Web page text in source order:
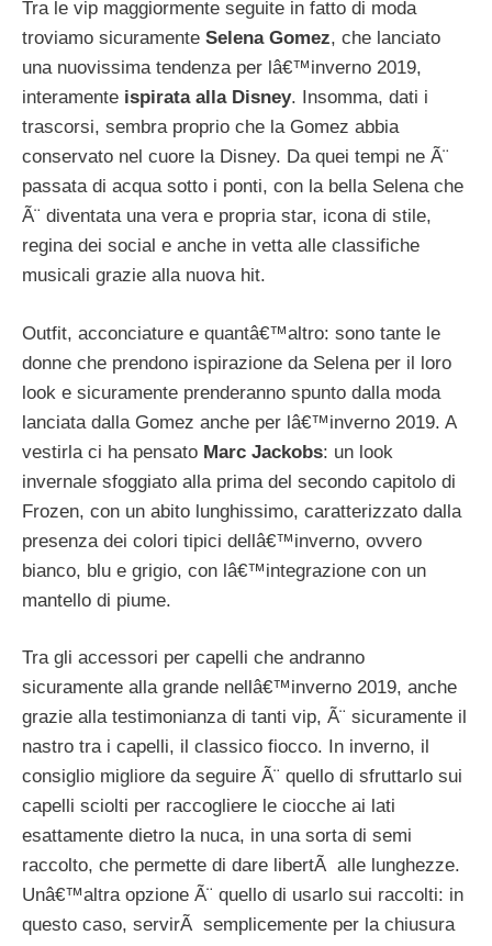
Tra le vip maggiormente seguite in fatto di moda
troviamo sicuramente Selena Gomez, che lanciato
una nuovissima tendenza per lâ€™inverno 2019,
interamente ispirata alla Disney. Insomma, dati i
trascorsi, sembra proprio che la Gomez abbia
conservato nel cuore la Disney. Da quei tempi ne Ã¨
passata di acqua sotto i ponti, con la bella Selena che
Ã¨ diventata una vera e propria star, icona di stile,
regina dei social e anche in vetta alle classifiche
musicali grazie alla nuova hit.
Outfit, acconciature e quantâ€™altro: sono tante le
donne che prendono ispirazione da Selena per il loro
look e sicuramente prenderanno spunto dalla moda
lanciata dalla Gomez anche per lâ€™inverno 2019. A
vestirla ci ha pensato Marc Jackobs: un look
invernale sfoggiato alla prima del secondo capitolo di
Frozen, con un abito lunghissimo, caratterizzato dalla
presenza dei colori tipici dellâ€™inverno, ovvero
bianco, blu e grigio, con lâ€™integrazione con un
mantello di piume.
Tra gli accessori per capelli che andranno
sicuramente alla grande nellâ€™inverno 2019, anche
grazie alla testimonianza di tanti vip, Ã¨ sicuramente il
nastro tra i capelli, il classico fiocco. In inverno, il
consiglio migliore da seguire Ã¨ quello di sfruttarlo sui
capelli sciolti per raccogliere le ciocche ai lati
esattamente dietro la nuca, in una sorta di semi
raccolto, che permette di dare libertÃ alle lunghezze.
Unâ€™altra opzione Ã¨ quello di usarlo sui raccolti: in
questo caso, servirÃ semplicemente per la chiusura